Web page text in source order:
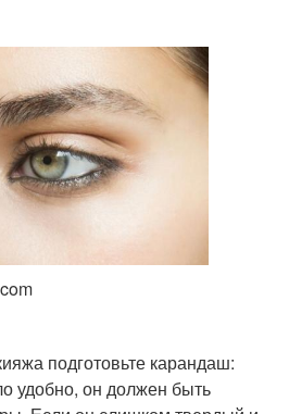
подготовьте карандаш:
удобно, он должен быть